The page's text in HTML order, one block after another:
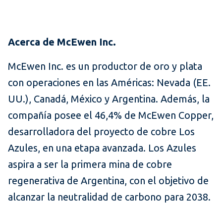
Acerca de McEwen Inc.
McEwen Inc. es un productor de oro y plata
con operaciones en las Américas: Nevada (EE.
UU.), Canadá, México y Argentina. Además, la
compañía posee el 46,4% de McEwen Copper,
desarrolladora del proyecto de cobre Los
Azules, en una etapa avanzada. Los Azules
aspira a ser la primera mina de cobre
regenerativa de Argentina, con el objetivo de
alcanzar la neutralidad de carbono para 2038.